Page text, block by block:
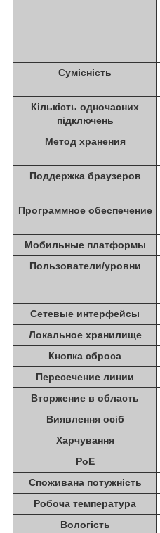
Сумісність
Кількість одночасних
підключень
Метод хранения
Поддержка браузеров
Программное обеспечение
Мобильные платформы
Пользователи/уровни
Сетевые интерфейсы
Локальное хранилище
Кнопка сброса
Пересечение линии
Вторжение в область
Виявлення осіб
Харчування
PoE
Споживана потужність
Робоча температура
Вологість